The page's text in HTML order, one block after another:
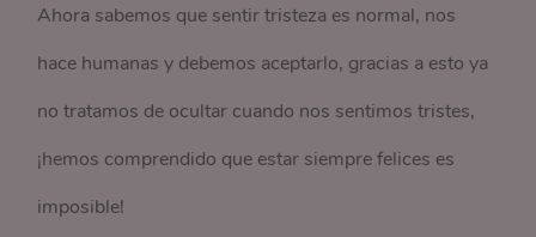
Ahora sabemos que sentir tristeza es normal, nos
hace humanas y debemos aceptarlo, gracias a esto ya
no tratamos de ocultar cuando nos sentimos tristes,
¡hemos comprendido que estar siempre felices es
imposible!